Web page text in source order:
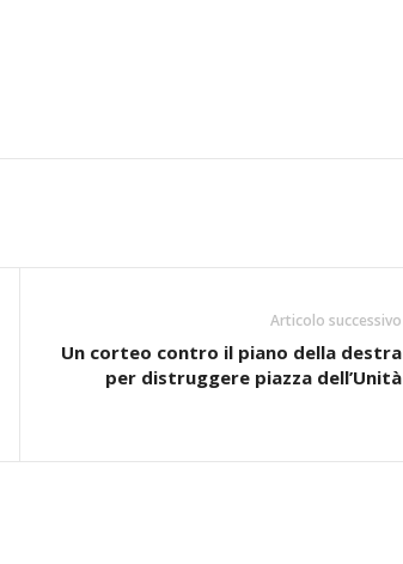
Articolo successivo
Un corteo contro il piano della destra
per distruggere piazza dell’Unità